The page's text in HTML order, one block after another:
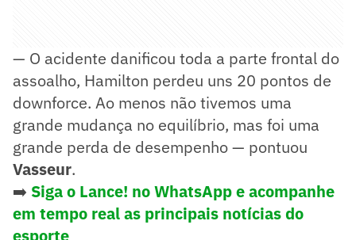
— O acidente danificou toda a parte frontal do
assoalho, Hamilton perdeu uns 20 pontos de
downforce. Ao menos não tivemos uma
grande mudança no equilíbrio, mas foi uma
grande perda de desempenho — pontuou
Vasseur.
➡️ Siga o Lance! no WhatsApp e acompanhe
em tempo real as principais notícias do
esporte